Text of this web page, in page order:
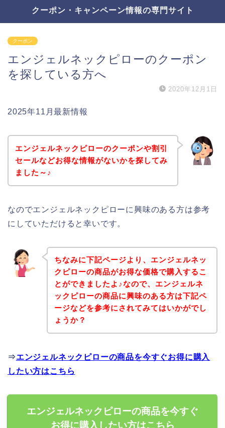
クーポン・キャンペーン情報の専門サイト
クーポン
エンジェルネックピローのクーポン
を探している方へ
2020年12月1日
2025年11月最新情報
エンジェルネックピローのクーポンや割引
セールなどお得な情報がないかを探してみ
ました～♪
なのでエンジェルネックピローに興味のある方は参考
にしていただけると幸いです。
ちなみに下記ページより、エンジェルネッ
クピローの商品がお得な価格で購入するこ
とができましたよ♪なので、エンジェルネ
ックピローの商品に興味のある方は下記ペ
ージなどを参考にされてみてはいかがでし
ょうか？
⇒エンジェルネックピローの商品を今すぐお得に購入
したい方はこちら
エンジェルネックピローの商品を今すぐ
お得に購入したい方はこちら